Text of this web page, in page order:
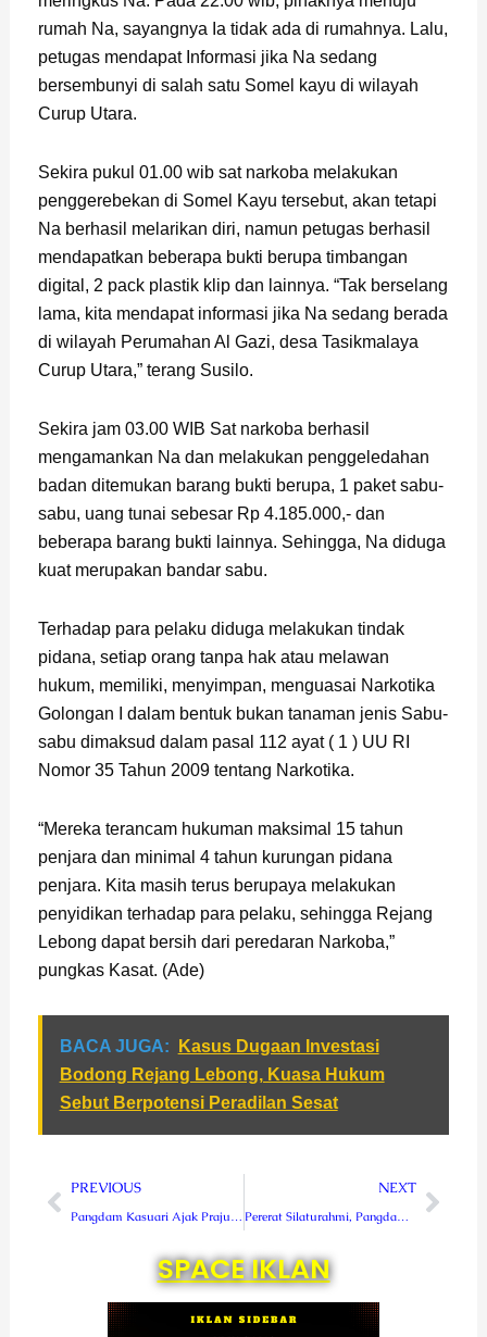
rumah Na, sayangnya Ia tidak ada di rumahnya. Lalu,
petugas mendapat Informasi jika Na sedang
bersembunyi di salah satu Somel kayu di wilayah
Curup Utara.
Sekira pukul 01.00 wib sat narkoba melakukan
penggerebekan di Somel Kayu tersebut, akan tetapi
Na berhasil melarikan diri, namun petugas berhasil
mendapatkan beberapa bukti berupa timbangan
digital, 2 pack plastik klip dan lainnya. “Tak berselang
lama, kita mendapat informasi jika Na sedang berada
di wilayah Perumahan Al Gazi, desa Tasikmalaya
Curup Utara,” terang Susilo.
Sekira jam 03.00 WIB Sat narkoba berhasil
mengamankan Na dan melakukan penggeledahan
badan ditemukan barang bukti berupa, 1 paket sabu-
sabu, uang tunai sebesar Rp 4.185.000,- dan
beberapa barang bukti lainnya. Sehingga, Na diduga
kuat merupakan bandar sabu.
Terhadap para pelaku diduga melakukan tindak
pidana, setiap orang tanpa hak atau melawan
hukum, memiliki, menyimpan, menguasai Narkotika
Golongan I dalam bentuk bukan tanaman jenis Sabu-
sabu dimaksud dalam pasal 112 ayat ( 1 ) UU RI
Nomor 35 Tahun 2009 tentang Narkotika.
“Mereka terancam hukuman maksimal 15 tahun
penjara dan minimal 4 tahun kurungan pidana
penjara. Kita masih terus berupaya melakukan
penyidikan terhadap para pelaku, sehingga Rejang
Lebong dapat bersih dari peredaran Narkoba,”
pungkas Kasat. (Ade)
BACA JUGA:
Kasus Dugaan Investasi
Bodong Rejang Lebong, Kuasa Hukum
Sebut Berpotensi Peradilan Sesat
Prev
PREVIOUS
Pangdam Kasuari Ajak Prajurit Kodim 1806/TB Laksanakan Kegiatan Bermanfaat Bagi Masyarakat
NEXT
Pererat Silaturahmi, Pangdam Kasuari Kunjungi Gereja St. Yohanes Teluk Bintuni
Next
SPACE IKLAN